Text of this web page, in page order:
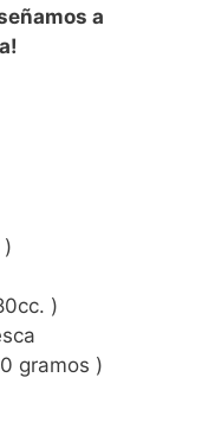
a
)
gramos )